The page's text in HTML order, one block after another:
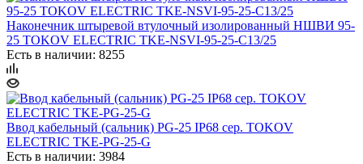
Наконечник штыревой втулочный изолированный НШВИ 95-
25 TOKOV ELECTRIC TKE-NSVI-95-25-C13/25
Есть в наличии: 8255
Ввод кабельный (сальник) PG-25 IP68 сер. TOKOV
ELECTRIC TKE-PG-25-G
Есть в наличии: 3984